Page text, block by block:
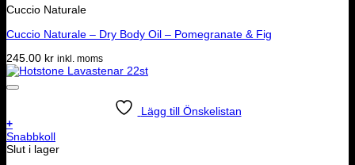
Cuccio Naturale
Cuccio Naturale – Dry Body Oil – Pomegranate & Fig
245.00 kr inkl. moms
Lägg till Önskelistan
+
Snabbkoll
Slut i lager